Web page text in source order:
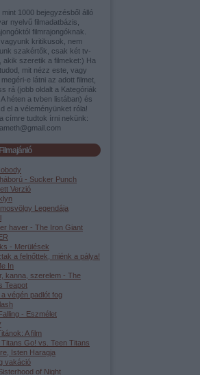
mint 1000 bejegyzésből álló
nyelvű filmadatbázis,
filmrajongóknak.
vagyunk kritikusok, nem
szakértők, csak két tv-
akik szeretik a filmeket:) Ha
mit nézz este, vagy
e látni az adott filmet,
rá (jobb oldalt a Kategóriák
héten a tvben listában) és
el a véleményünket róla!
címre tudtok írni nekünk:
Filmajánló
- Sucker Punch
Verzió
Legendája
haver - The Iron Giant
- Merülések
a felnőttek, miénk a pálya!
In
kanna, szerelem - The
Teapot
végén padlót fog
- Eszmélet
A film
Titans Go! vs. Teen Titans
Isten Haragja
vakáció
of Night